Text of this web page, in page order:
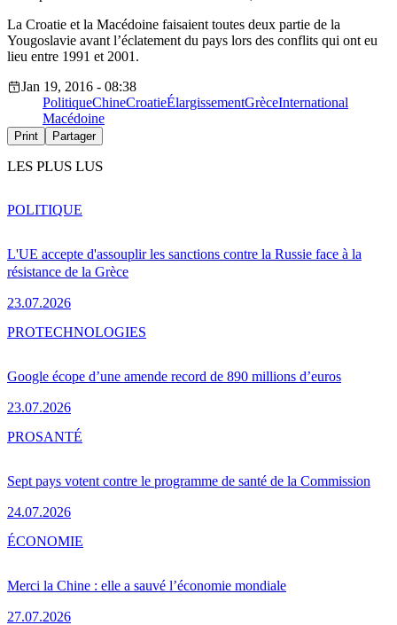
La Croatie et la Macédoine faisaient toutes deux partie de la
Yougoslavie avant l’éclatement du pays lors des conflits qui ont eu
lieu entre 1991 et 2001.
Jan 19, 2016 - 08:38
PolitiqueChineCroatieÉlargissementGrèceInternational
Macédoine
Print Partager
LES PLUS LUS
L'UE accepte d'assouplir les sanctions contre la Russie face à la
résistance de la Grèce
23.07.2026
POLITIQUE
Google écope d’une amende record de 890 millions d’euros
23.07.2026
PROTECHNOLOGIES
Sept pays votent contre le programme de santé de la Commission
24.07.2026
PROSANTÉ
Merci la Chine : elle a sauvé l’économie mondiale
27.07.2026
ÉCONOMIE